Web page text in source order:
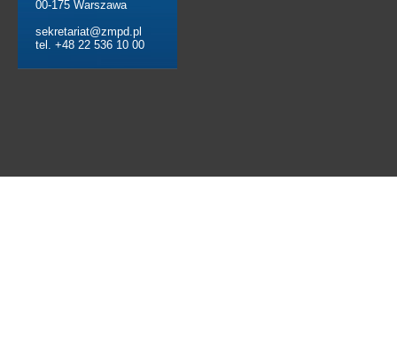
00-175 Warszawa
sekretariat@zmpd.pl
tel. +48 22 536 10 00